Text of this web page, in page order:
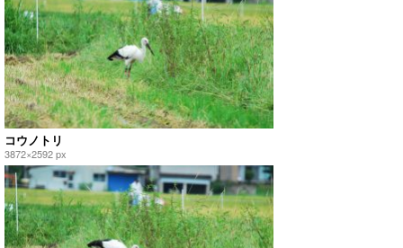
コウノトリ
3872×2592 px